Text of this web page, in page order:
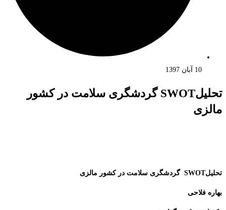
10 آبان 1397
تحلیلSWOT گردشگری سلامت در کشور
مالزی
تحلیلSWOT گردشگری سلامت در کشور مالزی
بهاره فلاحی